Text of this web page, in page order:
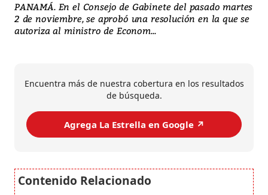
PANAMÁ. En el Consejo de Gabinete del pasado martes
2 de noviembre, se aprobó una resolución en la que se
autoriza al ministro de Econom...
Encuentra más de nuestra cobertura en los resultados
de búsqueda.
Agrega La Estrella en Google ↗️